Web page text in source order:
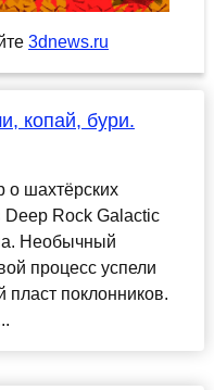
3dnews.ru
копай, бури.
о шахтёрских
Rock Galactic
Необычный
процесс успели
поклонников.